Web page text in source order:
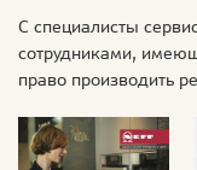
С специалисты
сотрудниками,
право производить